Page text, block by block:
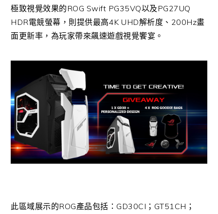
極致視覺效果的ROG Swift PG35VQ以及PG27UQ
HDR電競螢幕，則提供最高4K UHD解析度、200Hz畫
面更新率，為玩家帶來飆速遊戲視覺饗宴。
此區域展示的ROG產品包括：GD30CI；GT51CH；